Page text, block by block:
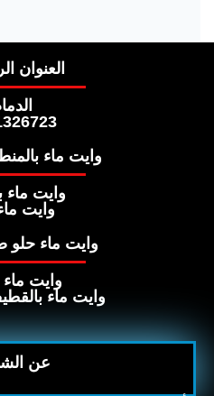
العنوان
وايت ماء
وايت ماء
وايت
وايت ماء
وايت ماء
وايت ماء
عن